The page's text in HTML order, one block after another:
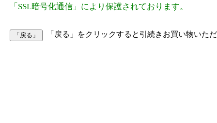
「SSL暗号化通信」により保護されております。
「戻る」をクリックすると引続きお買い物いた